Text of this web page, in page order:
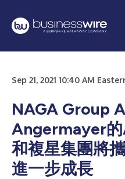
Sep 21, 2021 10:40 AM
NAGA Group
Angermayer
和複星集團將
進一步成長